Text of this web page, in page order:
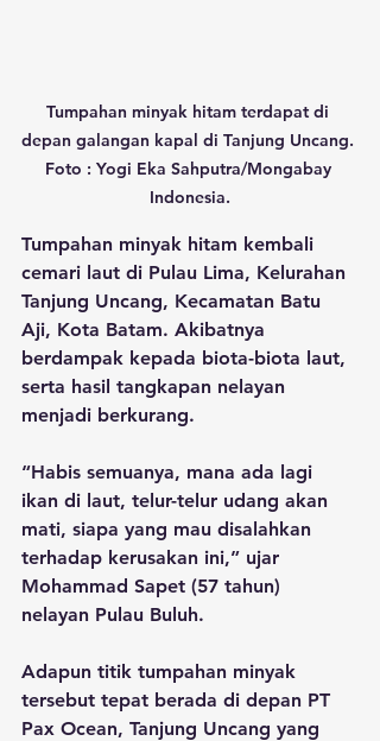
Tumpahan minyak hitam terdapat di
depan galangan kapal di Tanjung Uncang.
Foto : Yogi Eka Sahputra/Mongabay
Indonesia.
Tumpahan minyak hitam kembali
cemari laut di Pulau Lima, Kelurahan
Tanjung Uncang, Kecamatan Batu
Aji, Kota Batam. Akibatnya
berdampak kepada biota-biota laut,
serta hasil tangkapan nelayan
menjadi berkurang.
“Habis semuanya, mana ada lagi
ikan di laut, telur-telur udang akan
mati, siapa yang mau disalahkan
terhadap kerusakan ini,” ujar
Mohammad Sapet (57 tahun)
nelayan Pulau Buluh.
Adapun titik tumpahan minyak
tersebut tepat berada di depan PT
Pax Ocean, Tanjung Uncang yang